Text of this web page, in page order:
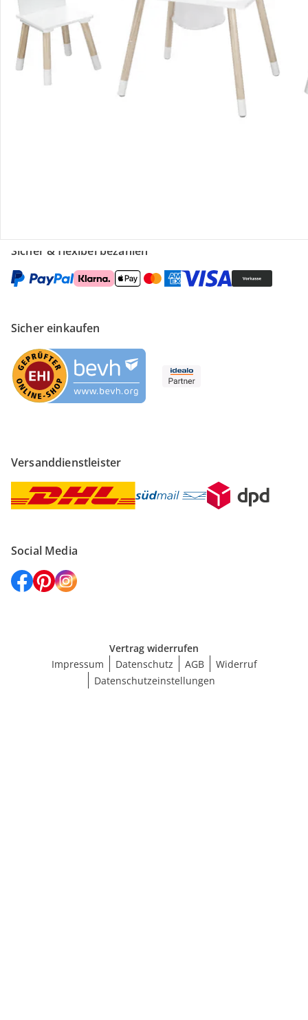
Gutscheine & Aktionen
Kontakt & Service
Sicher & flexibel bezahlen
Sicher einkaufen
Versanddienstleister
Social Media
Vertrag widerrufen
Impressum
Datenschutz AGB
Widerruf
Datenschutzeinstellungen